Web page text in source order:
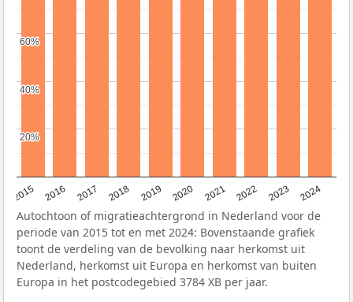
2015 2016 2017 2018 2019 2020 2021 2022 2023 2024
20%
20%
40%
40%
60%
60%
Autochtoon of migratieachtergrond in Nederland voor de
periode van 2015 tot en met 2024: Bovenstaande grafiek
toont de verdeling van de bevolking naar herkomst uit
Nederland, herkomst uit Europa en herkomst van buiten
Europa in het postcodegebied 3784 XB per jaar.